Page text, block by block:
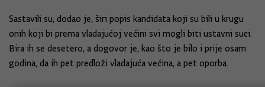
Sastavili su, dodao je, širi popis kandidata koji su bili u krugu
onih koji bi prema vladajućoj većini svi mogli biti ustavni suci.
Bira ih se desetero, a dogovor je, kao što je bilo i prije osam
godina, da ih pet predloži vladajuća većina, a pet oporba.